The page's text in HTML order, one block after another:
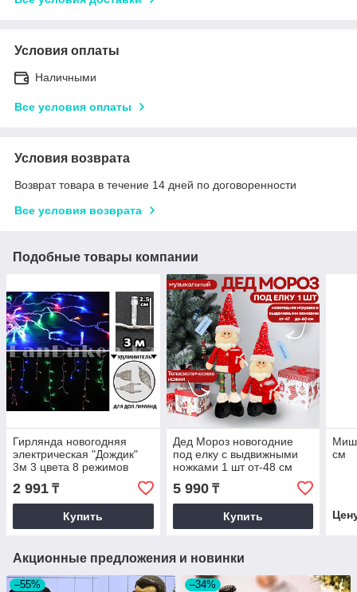
Условия оплаты
Наличными
Все условия оплаты
Условия возврата
Возврат товара в течение 14 дней по договоренности
Все условия возврата
Подобные товары компании
Гирлянда новогодняя
электрическая "Дождик"
3м 3 цвета 8 режимов
2 991 ₸
Купить
Дед Мороз новогодние
под елку с выдвижными
ножками 1 шт от-48 см
OZGESHE красный
5 990₸
Купить
см
Акционные предложения и новинки
–55% –34%